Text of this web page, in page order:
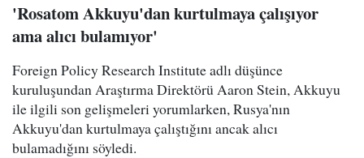
'Rosatom Akkuyu'dan kurtulmaya çalışıyor
ama alıcı bulamıyor'
Foreign Policy Research Institute adlı düşünce
kuruluşundan Araştırma Direktörü Aaron Stein, Akkuyu
ile ilgili son gelişmeleri yorumlarken, Rusya'nın
Akkuyu'dan kurtulmaya çalıştığını ancak alıcı
bulamadığını söyledi.